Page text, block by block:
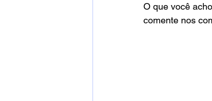
O que você
comente nos